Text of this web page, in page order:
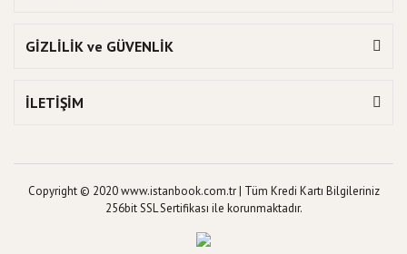
GİZLİLİK ve GÜVENLİK
İLETİŞİM
Copyright © 2020 www.istanbook.com.tr | Tüm Kredi Kartı Bilgileriniz
256bit SSL Sertifikası ile korunmaktadır.